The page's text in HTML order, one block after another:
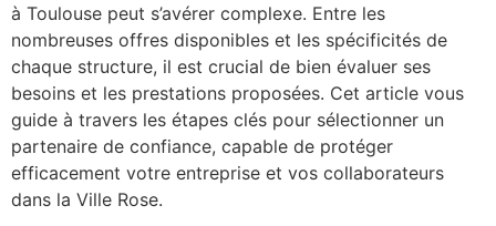
à Toulouse peut s’avérer complexe. Entre les
nombreuses offres disponibles et les spécificités de
chaque structure, il est crucial de bien évaluer ses
besoins et les prestations proposées. Cet article vous
guide à travers les étapes clés pour sélectionner un
partenaire de confiance, capable de protéger
efficacement votre entreprise et vos collaborateurs
dans la Ville Rose.